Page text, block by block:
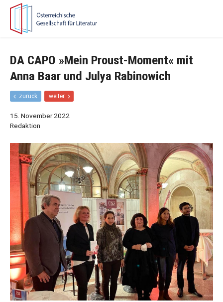
Zur
Hauptnavigation
springen
Zum
springen
DA CAPO »Mein Proust-Moment« mit
Anna Baar und Julya Rabinowich
zurück
ü
e
r
B
e
i
t
r
a
weiter
N
e
r
B
e
i
t
r
g
15. November 2022
Redaktion